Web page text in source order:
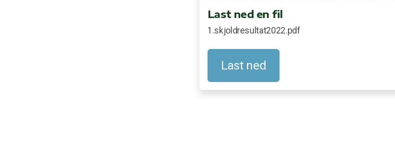
Last ned en fil
1.skjoldresultat2022.pdf
Last ned